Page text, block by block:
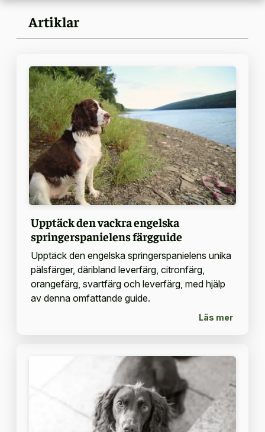
Artiklar
Upptäck den vackra engelska
springerspanielens färgguide
Upptäck den engelska springerspanielens unika
pälsfärger, däribland leverfärg, citronfärg,
orangefärg, svartfärg och leverfärg, med hjälp
av denna omfattande guide.
Läs mer